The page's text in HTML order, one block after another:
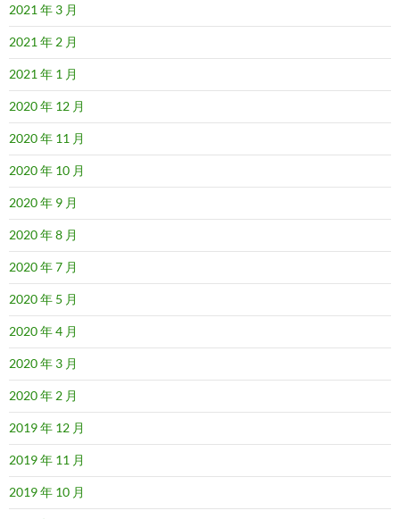
2021 年 3 月
2021 年 2 月
2021 年 1 月
2020 年 12 月
2020 年 11 月
2020 年 10 月
2020 年 9 月
2020 年 8 月
2020 年 7 月
2020 年 5 月
2020 年 4 月
2020 年 3 月
2020 年 2 月
2019 年 12 月
2019 年 11 月
2019 年 10 月